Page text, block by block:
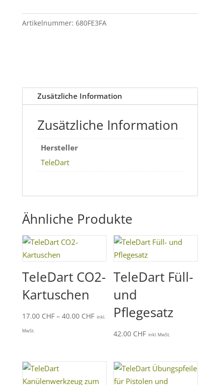
Artikelnummer: 680FE3FA
Zusätzliche Information
Zusätzliche Information
Hersteller
TeleDart
Ähnliche Produkte
TeleDart CO2-
Kartuschen
17.00 CHF – 40.00 CHFPreisspanne:
inkl.
MwSt.
TeleDart Füll-
und
Pflegesatz
42.00 CHF inkl. MwSt.